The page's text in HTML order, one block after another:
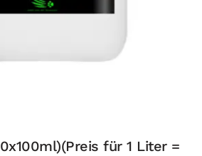
für 1 Liter =